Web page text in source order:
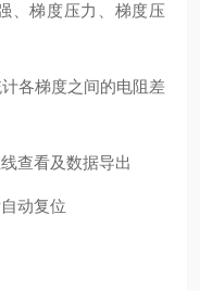
、梯度压力、梯度压
各梯度之间的电阻差
查看及数据导出
动复位